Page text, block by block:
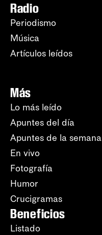
Radio
Periodismo
Música
Artículos leídos
Más
Lo más leído
Apuntes del día
Apuntes de la semana
En vivo
Fotografía
Humor
Crucigramas
Beneficios
Listado